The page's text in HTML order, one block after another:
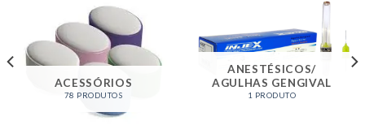
ACESSÓRIOS
78 PRODUTOS
ANESTÉSICOS/
AGULHAS GENGIVAL
1 PRODUTO